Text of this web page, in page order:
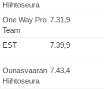
Hiihtoseura
One Way Pro
Team
7.31,9
EST 7.39,9
Ounasvaaran
Hiihtoseura
7.43,4